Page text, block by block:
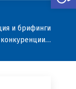
В
ОКНЕ
В
ОКНЕ
INSTAGRAM
В
ОКНЕ
и брифинги